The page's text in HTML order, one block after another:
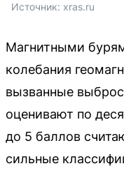
Источник: xras.ru
Магнитными
колебания
вызванные
оценивают по
до 5 баллов
сильные